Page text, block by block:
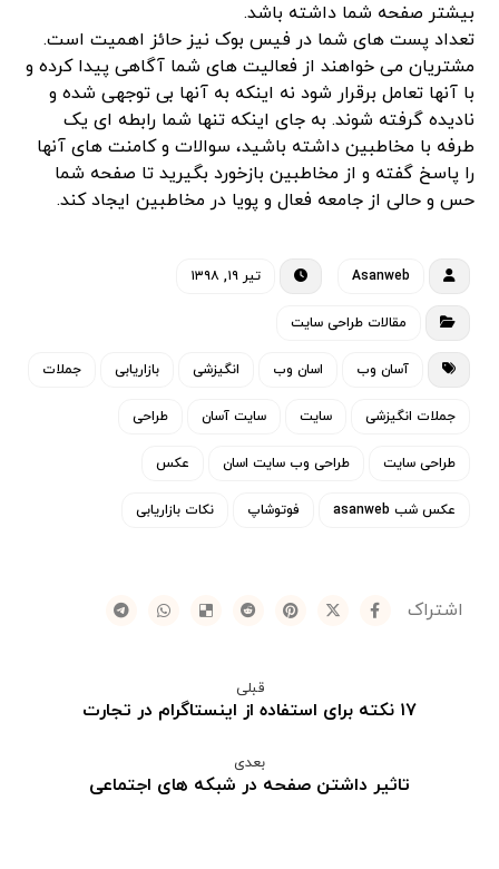
بیشتر صفحه شما داشته باشد.
تعداد پست های شما در فیس بوک نیز حائز اهمیت است.
مشتریان می خواهند از فعالیت های شما آگاهی پیدا کرده و
با آنها تعامل برقرار شود نه اینکه به آنها بی توجهی شده و
نادیده گرفته شوند. به جای اینکه تنها شما رابطه ای یک
طرفه با مخاطبین داشته باشید، سوالات و کامنت های آنها
را پاسخ گفته و از مخاطبین بازخورد بگیرید تا صفحه شما
حس و حالی از جامعه فعال و پویا در مخاطبین ایجاد کند.
Asanweb تیر ۱۹, ۱۳۹۸
مقالات طراحی سایت
آسان وب اسان وب انگیزشی بازاریابی جملات
جملات انگیزشی سایت سایت آسان طراحی
طراحی سایت طراحی وب سایت اسان عکس
عکس شب asanweb فوتوشاپ نکات بازاریابی
قبلی
۱۷ نکته برای استفاده از اینستاگرام در تجارت
بعدی
تاثیر داشتن صفحه در شبکه های اجتماعی